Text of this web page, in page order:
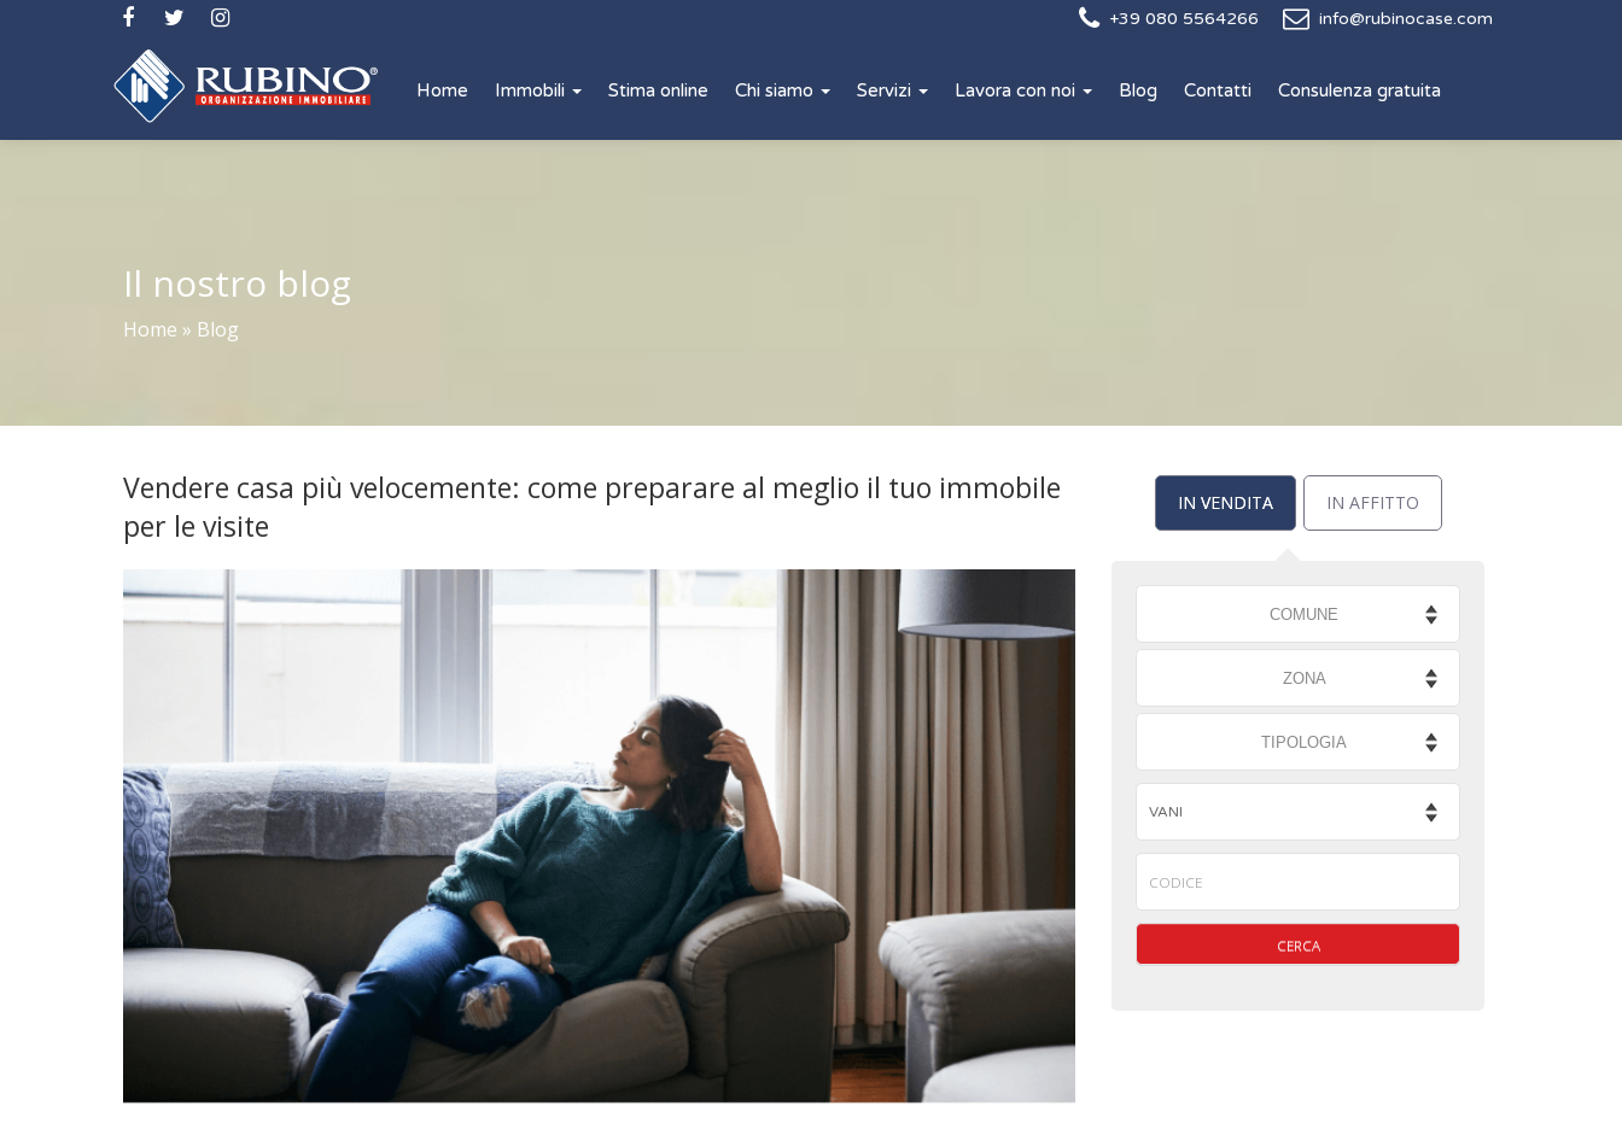
+39 080 5564266 info@rubinocase.com
Home Immobili Stima online Chi siamo Servizi Lavora con noi Blog Contatti Consulenza gratuita
Il nostro blog
Home » Blog
Vendere casa più velocemente: come preparare al meglio il tuo immobile
per le visite
IN VENDITA IN AFFITTO
COMUNE
ZONA
TIPOLOGIA
CERCA